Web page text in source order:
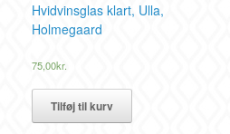
Hvidvinsglas klart, Ulla,
Holmegaard
75,00kr.
Tilføj til kurv